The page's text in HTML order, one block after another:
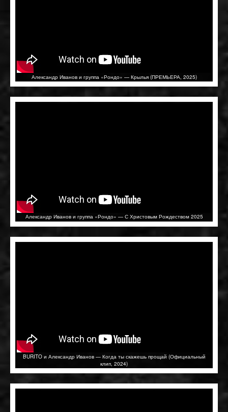
Александр Иванов и группа «Рондо» — Крылья (ПРЕМЬЕРА, 2025)
Александр Иванов и группа «Рондо» — С Христовым Рождеством 2025
BURITO и Александр Иванов — Когда ты скажешь прощай (Официальный
клип, 2024)